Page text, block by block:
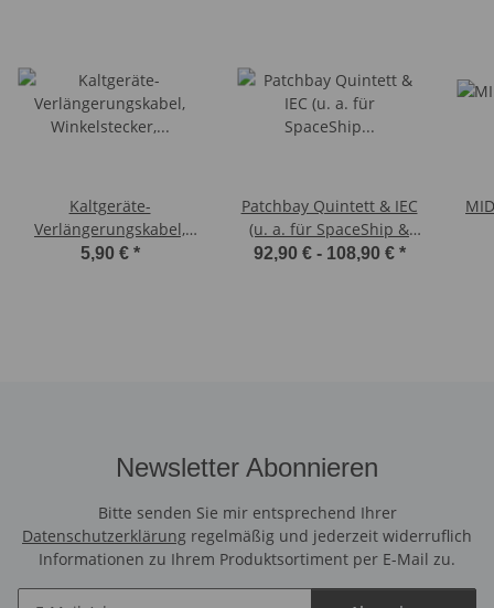
Kaltgeräte-
Verlängerungskabel,
Winkelstecker, 30 cm
5,90 € *
Patchbay Quintett & IEC
(u. a. für SpaceShip &
DIY)
92,90 € - 108,90 € *
Newsletter Abonnieren
Bitte senden Sie mir entsprechend Ihrer
Datenschutzerklärung regelmäßig und jederzeit widerruflich
Informationen zu Ihrem Produktsortiment per E-Mail zu.